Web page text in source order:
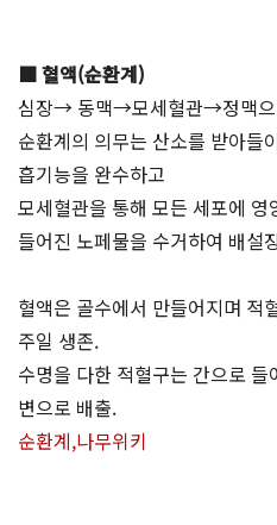
■ 혈액(순환계)
심장→ 동맥→모세혈관→정맥으
순환계의 의무는 산소를 받아들
흡기능을 완수하고
모세혈관을 통해 모든 세포에
들어진 노페물을 수거하여 배설
혈액은 골수에서 만들어지며 적
주일 생존.
수명을 다한 적혈구는 간으로
변으로 배출.
순환계,나무위키